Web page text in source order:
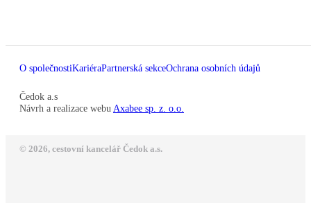
O společnostiKariéraPartnerská sekceOchrana osobních údajů
Čedok a.s
Návrh a realizace webu Axabee sp. z. o.o.
© 2026, cestovní kancelář Čedok a.s.